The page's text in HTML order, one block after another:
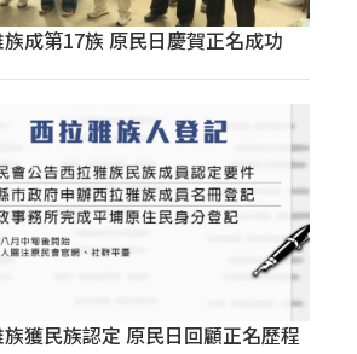
成第17族 原民日慶賀正名成功
獲民族認定 原民日回顧正名歷程